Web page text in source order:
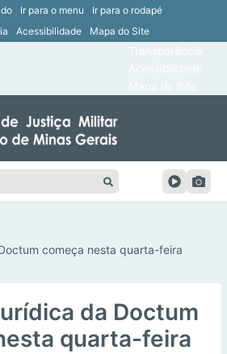
Ir para o menu
Ir para o rodapé
Acessibilidade Mapa do Site
começa nesta quarta-feira
da Doctum
quarta-feira